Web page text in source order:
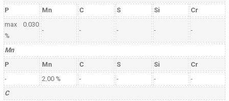
P
Mn C S Si
Cr
max 0.030
%
- - - - -
Mn
P
Mn C S Si
Cr
-
2.00 % - - -
-
C